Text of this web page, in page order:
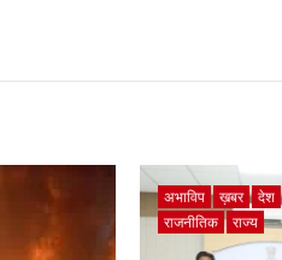
अभाविप ख़बर देश
राजनीतिक
राज्य